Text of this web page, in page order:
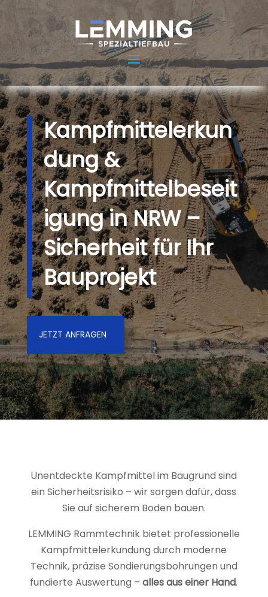
Kampfmittelerkun
dung &
Kampfmittelbeseit
igung in NRW –
Sicherheit für Ihr
Bauprojekt
JETZT ANFRAGEN
Unentdeckte Kampfmittel im Baugrund sind
ein Sicherheitsrisiko – wir sorgen dafür, dass
Sie auf sicherem Boden bauen.
LEMMING Rammtechnik bietet professionelle
Kampfmittelerkundung durch moderne
Technik, präzise Sondierungsbohrungen und
fundierte Auswertung –alles aus einer Hand.